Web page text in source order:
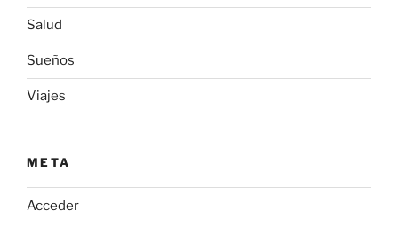
Salud
Sueños
Viajes
META
Acceder